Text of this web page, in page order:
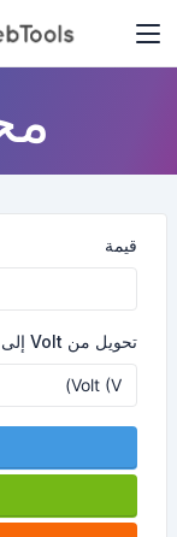
قيمة
تحويل من Volt إلى أخرى